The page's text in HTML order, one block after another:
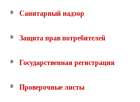
Санитарный надзор
Защита прав потребителей
Государственная регистрация
Проверочные листы